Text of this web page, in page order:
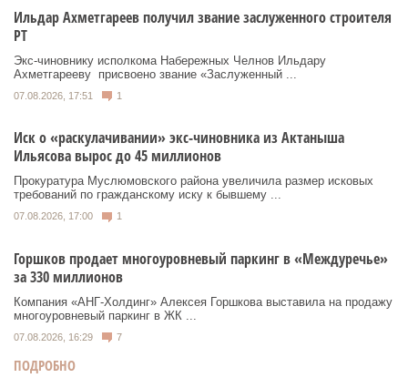
Ильдар Ахметгареев получил звание заслуженного строителя
РТ
Экс‑чиновнику исполкома Набережных Челнов Ильдару
Ахметгарееву присвоено звание «Заслуженный ...
07.08.2026, 17:51 1
Иск о «раскулачивании» экс-чиновника из Актаныша
Ильясова вырос до 45 миллионов
Прокуратура Муслюмовского района увеличила размер исковых
требований по гражданскому иску к бывшему ...
07.08.2026, 17:00 1
Горшков продает многоуровневый паркинг в «Междуречье»
за 330 миллионов
Компания «АНГ-Холдинг» Алексея Горшкова выставила на продажу
многоуровневый паркинг в ЖК ...
07.08.2026, 16:29 7
ПОДРОБНО